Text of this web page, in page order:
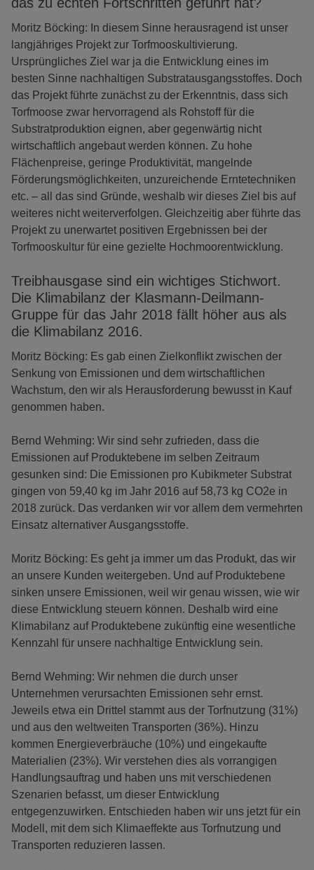
Moritz Böcking: In diesem Sinne herausragend ist unser
langjähriges Projekt zur Torfmooskultivierung.
Ursprüngliches Ziel war ja die Entwicklung eines im
besten Sinne nachhaltigen Substratausgangsstoffes. Doch
das Projekt führte zunächst zu der Erkenntnis, dass sich
Torfmoose zwar hervorragend als Rohstoff für die
Substratproduktion eignen, aber gegenwärtig nicht
wirtschaftlich angebaut werden können. Zu hohe
Flächenpreise, geringe Produktivität, mangelnde
Förderungsmöglichkeiten, unzureichende Erntetechniken
etc. – all das sind Gründe, weshalb wir dieses Ziel bis auf
weiteres nicht weiterverfolgen. Gleichzeitig aber führte das
Projekt zu unerwartet positiven Ergebnissen bei der
Torfmooskultur für eine gezielte Hochmoorentwicklung.
Treibhausgase sind ein wichtiges Stichwort.
Die Klimabilanz der Klasmann-Deilmann-
Gruppe für das Jahr 2018 fällt höher aus als
die Klimabilanz 2016.
Moritz Böcking: Es gab einen Zielkonflikt zwischen der
Senkung von Emissionen und dem wirtschaftlichen
Wachstum, den wir als Herausforderung bewusst in Kauf
genommen haben.
Bernd Wehming: Wir sind sehr zufrieden, dass die
Emissionen auf Produktebene im selben Zeitraum
gesunken sind: Die Emissionen pro Kubikmeter Substrat
gingen von 59,40 kg im Jahr 2016 auf 58,73 kg CO2e in
2018 zurück. Das verdanken wir vor allem dem vermehrten
Einsatz alternativer Ausgangsstoffe.
Moritz Böcking: Es geht ja immer um das Produkt, das wir
an unsere Kunden weitergeben. Und auf Produktebene
sinken unsere Emissionen, weil wir genau wissen, wie wir
diese Entwicklung steuern können. Deshalb wird eine
Klimabilanz auf Produktebene zukünftig eine wesentliche
Kennzahl für unsere nachhaltige Entwicklung sein.
Bernd Wehming: Wir nehmen die durch unser
Unternehmen verursachten Emissionen sehr ernst.
Jeweils etwa ein Drittel stammt aus der Torfnutzung (31%)
und aus den weltweiten Transporten (36%). Hinzu
kommen Energieverbräuche (10%) und eingekaufte
Materialien (23%). Wir verstehen dies als vorrangigen
Handlungsauftrag und haben uns mit verschiedenen
Szenarien befasst, um dieser Entwicklung
entgegenzuwirken. Entschieden haben wir uns jetzt für ein
Modell, mit dem sich Klimaeffekte aus Torfnutzung und
Transporten reduzieren lassen.